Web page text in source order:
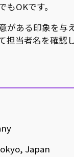
OKです。
がある印象を与
担当者名を確認
Japan